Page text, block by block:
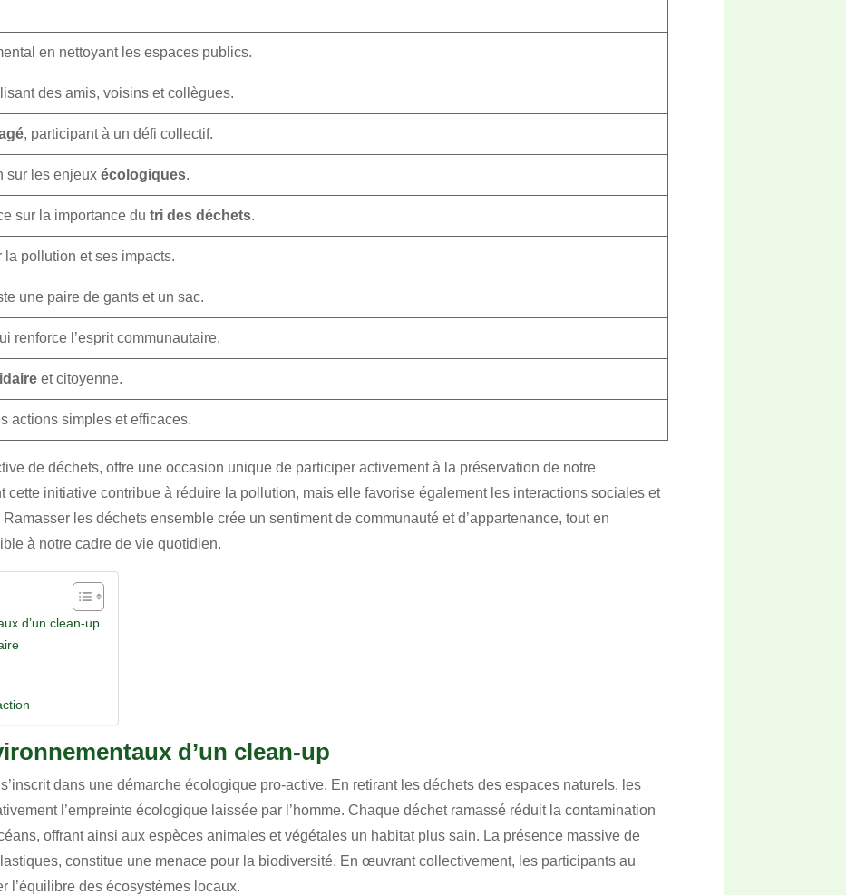
en nettoyant les espaces publics.
des amis, voisins et collègues.
, participant à un défi collectif.
sur les enjeuxécologiques.
sur la importance dutri des déchets.
la pollution et ses impacts.
une paire de gants et un sac.
renforce l’esprit communautaire.
et citoyenne.
actions simples et efficaces.
de déchets, offre une occasion unique de participer activement à la préservation de notre
cette initiative contribue à réduire la pollution, mais elle favorise également les interactions sociales et
les déchets ensemble crée un sentiment de communauté et d’appartenance, tout en
à notre cadre de vie quotidien.
d’un clean-up
d’un clean-up
dans une démarche écologique pro-active. En retirant les déchets des espaces naturels, les
l’empreinte écologique laissée par l’homme. Chaque déchet ramassé réduit la contamination
offrant ainsi aux espèces animales et végétales un habitat plus sain. La présence massive de
constitue une menace pour la biodiversité. En œuvrant collectivement, les participants au
l’équilibre des écosystèmes locaux.